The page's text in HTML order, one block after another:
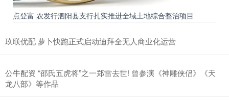
点登富 农发行泗阳县支行扎实推进全域土地综合整治项目
玖联优配 萝卜快跑正式启动迪拜全无人商业化运营
公牛配资 “邵氏五虎将”之一郑雷去世! 曾参演《神雕侠侣》《天
龙八部》等作品